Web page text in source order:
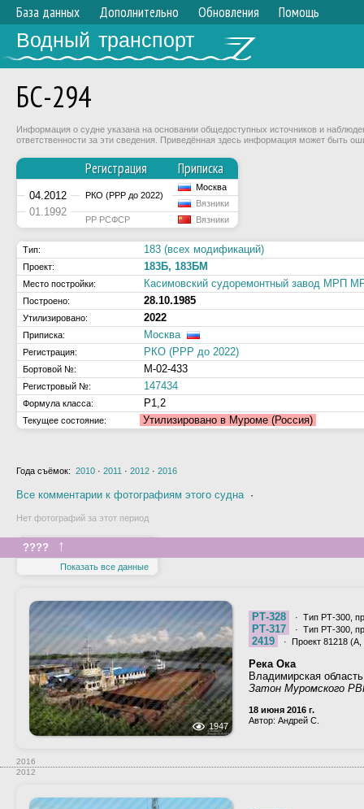
База данных Дополнительно Обновления Помощь
Водный транспорт
БС-294
Информация о судне указана на основании общедоступных источников и
ответственности за эти сведения. Приведённая здесь информация может быть
Регистрация Приписка
04.2012 РКО (РРР до 2022)
Москва
01.1992
Вязники
РР РСФСР
Вязники
Тип: 183 (всех модификаций)
Проект: 183Б, 183БМ
Место постройки: Касимовский судоремонтный завод МРП
Построено: 28.10.1985
Утилизировано: 2022
Приписка: Москва
Регистрация: РКО (РРР до 2022)
Бортовой №: М-02-433
Регистровый №: 147434
Формула класса: Р1,2
Текущее состояние: Утилизировано в Муроме (Россия)
Года съёмок: 2010 · 2011 · 2012 · 2016
Все комментарии к фотографиям этого судна·
Нет фотографий за этот период
???? ↑
Показать все данные
1947
РТ-328 · Тип РТ-300,
РТ-317 · Тип РТ-300,
2419 · Проект 81218
Река Ока
Владимирская
Затон Муромского
18 июня 2016 г.
Автор: Андрей С.
2016
2012